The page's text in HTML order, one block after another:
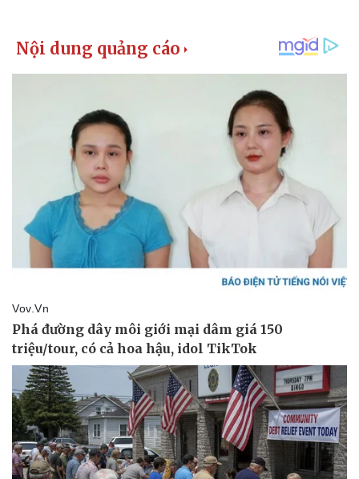
Kinh tế
Bất động sản
Khởi nghiệp
Tiêu dùng
Chứng khoán
Giá cà phê